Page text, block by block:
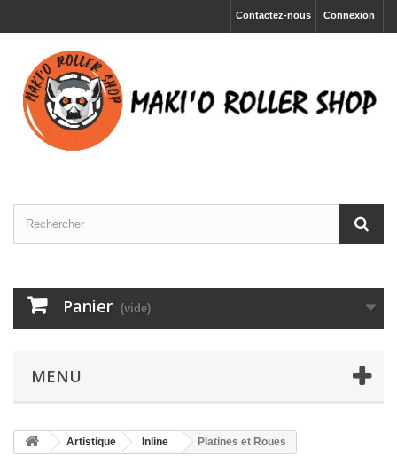
Connexion
Contactez-nous
Panier (vide)
MENU
Artistique Inline Platines et Roues